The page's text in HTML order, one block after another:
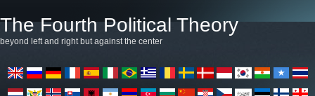
The Fourth Political Theory
beyond left and right but against the center